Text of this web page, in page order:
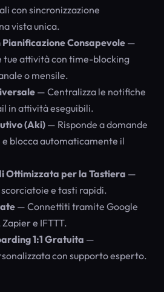
con sincronizzazione
vista unica.
Pianificazione Consapevole —
tue attività con time-blocking
o mensile.
— Centralizza le notifiche
in attività eseguibili.
(Aki)— Risponde a domande
blocca automaticamente il
Ottimizzata per la Tastiera —
e tasti rapidi.
— Connettiti tramite Google
e IFTTT.
1:1 Gratuita —
con supporto esperto.